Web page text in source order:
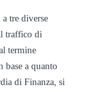
tre diverse
traffico di
termine
base a quanto
di Finanza, si